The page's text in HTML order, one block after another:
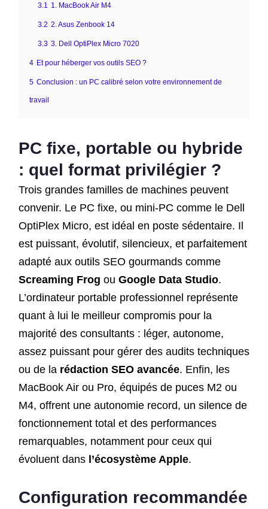
3.1 1. MacBook Air M4
3.2 2. Asus Zenbook 14
3.3 3. Dell OptiPlex Micro 7020
4 Et pour héberger vos outils SEO ?
5 Conclusion : un PC calibré selon votre environnement de
travail
PC fixe, portable ou hybride
: quel format privilégier ?
Trois grandes familles de machines peuvent
convenir. Le PC fixe, ou mini-PC comme le Dell
OptiPlex Micro, est idéal en poste sédentaire. Il
est puissant, évolutif, silencieux, et parfaitement
adapté aux outils SEO gourmands comme
Screaming Frog ou Google Data Studio.
L’ordinateur portable professionnel représente
quant à lui le meilleur compromis pour la
majorité des consultants : léger, autonome,
assez puissant pour gérer des audits techniques
ou de la rédaction SEO avancée. Enfin, les
MacBook Air ou Pro, équipés de puces M2 ou
M4, offrent une autonomie record, un silence de
fonctionnement total et des performances
remarquables, notamment pour ceux qui
évoluent dans l’écosystème Apple.
Configuration recommandée